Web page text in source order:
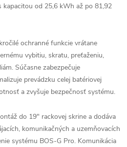
od 25,6 kWh až po 81,92
ochranné funkcie vrátane
vybitiu, skratu, preťaženiu,
Súčasne zabezpečuje
prevádzku celej batériovej
a zvyšuje bezpečnosť systému.
do 19" rackovej skrine a dodáva
komunikačných a uzemňovacích
systému BOS-G Pro. Komunikácia